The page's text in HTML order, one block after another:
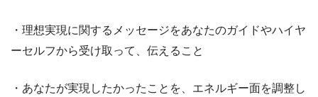
・理想実現に関するメッセージをあなたのガイドやハイヤ
ーセルフから受け取って、伝えること
・あなたが実現したかったことを、エネルギー面を調整し